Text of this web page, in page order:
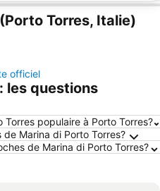
Torres, Italie)
officiel
les questions
populaire à Porto Torres?
Marina di Porto Torres?
de Marina di Porto Torres?